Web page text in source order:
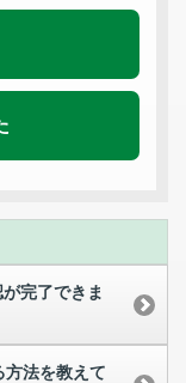
完了できま
法を教えて